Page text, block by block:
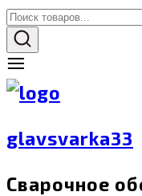
glavsvarka33
Сварочное